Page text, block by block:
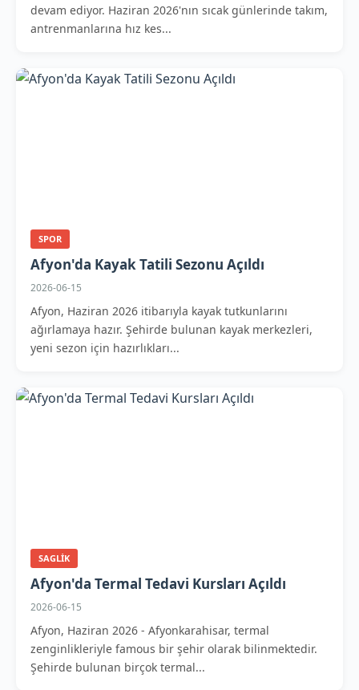
devam ediyor. Haziran 2026'nın sıcak günlerinde takım,
antrenmanlarına hız kes...
SPOR
Afyon'da Kayak Tatili Sezonu Açıldı
2026-06-15
Afyon, Haziran 2026 itibarıyla kayak tutkunlarını
ağırlamaya hazır. Şehirde bulunan kayak merkezleri,
yeni sezon için hazırlıkları...
SAGLIK
Afyon'da Termal Tedavi Kursları Açıldı
2026-06-15
Afyon, Haziran 2026 - Afyonkarahisar, termal
zenginlikleriyle famous bir şehir olarak bilinmektedir.
Şehirde bulunan birçok termal...